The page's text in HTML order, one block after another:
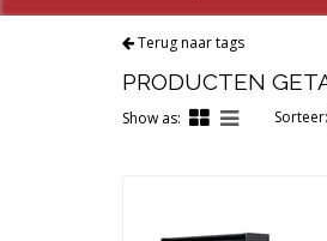
Terug naar tags
PRODUCTEN
Show as: Sorteer: